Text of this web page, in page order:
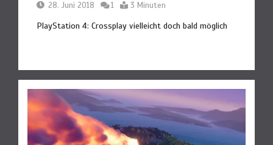
28. Juni 2018 1 3 Minuten
PlayStation 4: Crossplay vielleicht doch bald möglich